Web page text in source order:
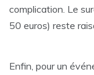
complication. Le
50 euros) reste
Enfin, pour un